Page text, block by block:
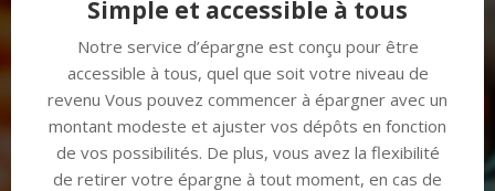
Simple et accessible à tous
Notre service d’épargne est conçu pour être
accessible à tous, quel que soit votre niveau de
revenu Vous pouvez commencer à épargner avec un
montant modeste et ajuster vos dépôts en fonction
de vos possibilités. De plus, vous avez la flexibilité
de retirer votre épargne à tout moment, en cas de